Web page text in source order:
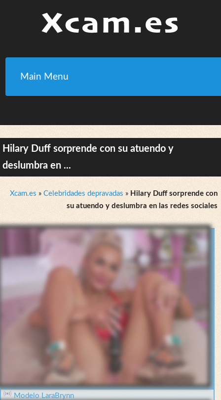
Main Menu
Hilary Duff sorprende con su atuendo y
deslumbra en ...
Xcam.es » Celebridades depravadas » Hilary Duff sorprende con
su atuendo y deslumbra en las redes sociales
Modelo LaraBrynn